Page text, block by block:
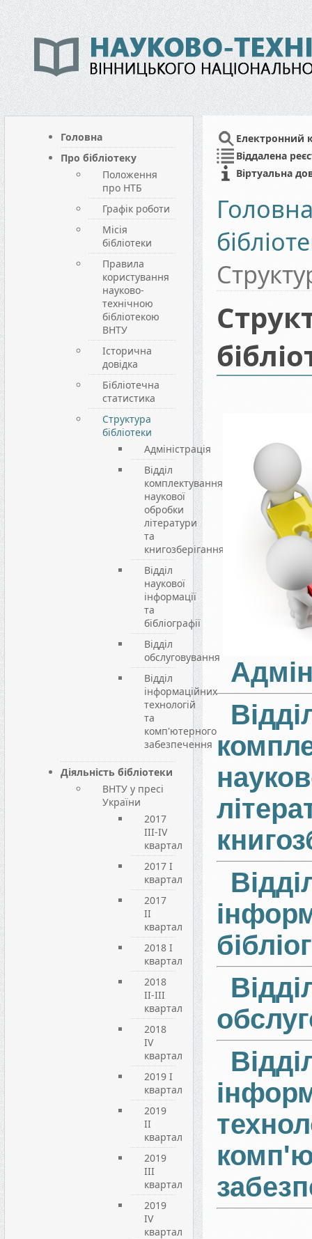
Головна
Про бібліотеку
Положення
про НТБ
Графік роботи
Місія
бібліотеки
Правила
користування
науково-
технічною
бібліотекою
ВНТУ
Історична
довідка
Бібліотечна
статистика
Структура
бібліотеки
Адміністрація
Відділ
комплектування,
наукової
обробки
літератури
та
книгозберігання
Відділ
наукової
інформації
та
бібліографії
Відділ
обслуговування
Відділ
інформаційних
технологій
та
комп'ютерного
забезпечення
Діяльність бібліотеки
ВНТУ у пресі
України
2017
III-IV
квартал
2017 I
квартал
2017
II
квартал
2018 I
квартал
2018
II-III
квартал
2018
IV
квартал
2019 I
квартал
2019
ІI
квартал
2019
ІIІ
квартал
2019
IV
квартал
Електронний
Віддалена
Віртуальна